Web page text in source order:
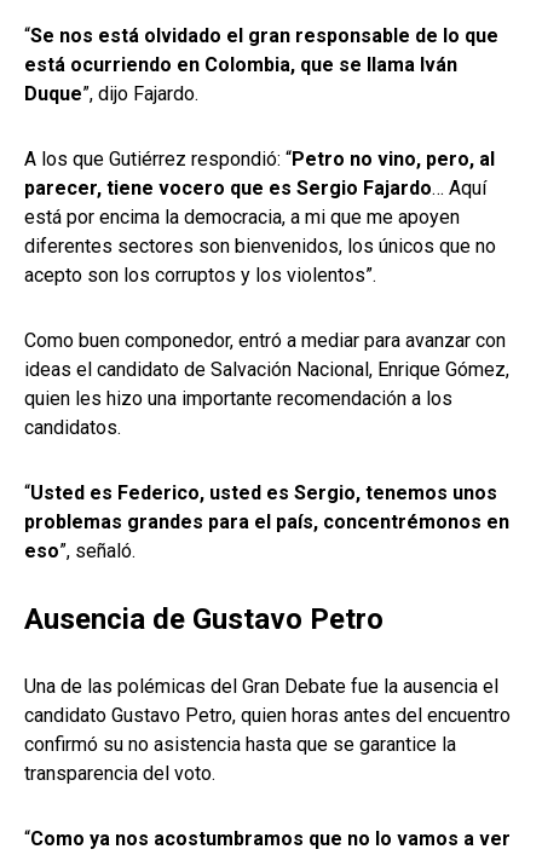
“Se nos está olvidado el gran responsable de lo que
está ocurriendo en Colombia, que se llama Iván
Duque”, dijo Fajardo.
A los que Gutiérrez respondió: “Petro no vino, pero, al
parecer, tiene vocero que es Sergio Fajardo… Aquí
está por encima la democracia, a mi que me apoyen
diferentes sectores son bienvenidos, los únicos que no
acepto son los corruptos y los violentos”.
Como buen componedor, entró a mediar para avanzar con
ideas el candidato de Salvación Nacional, Enrique Gómez,
quien les hizo una importante recomendación a los
candidatos.
“Usted es Federico, usted es Sergio, tenemos unos
problemas grandes para el país, concentrémonos en
eso”, señaló.
Ausencia de Gustavo Petro
Una de las polémicas del Gran Debate fue la ausencia el
candidato Gustavo Petro, quien horas antes del encuentro
confirmó su no asistencia hasta que se garantice la
transparencia del voto.
“Como ya nos acostumbramos que no lo vamos a ver